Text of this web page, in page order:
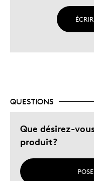
QUESTIONS
Que désirez-
produit?